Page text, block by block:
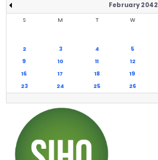
February 2042
S M T W
2
3 4 5
9
10 11 12
16
17 18 19
23
24 25 26